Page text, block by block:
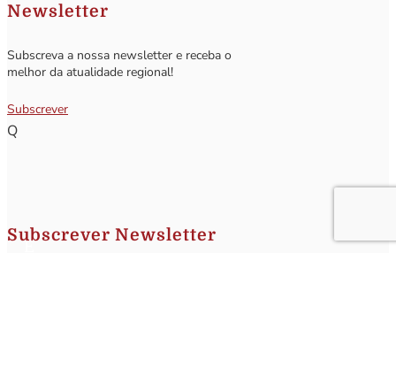
Newsletter
Subscreva a nossa newsletter e receba o
melhor da atualidade regional!
Subscrever
Q
Subscrever Newsletter